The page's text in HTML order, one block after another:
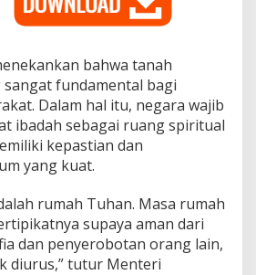
bahwa tanah
fundamental bagi
Dalam hal itu, negara wajib
ibadah sebagai ruang spiritual
kepastian dan
yang kuat.
rumah Tuhan. Masa rumah
supaya aman dari
dan penyerobotan orang lain,
diurus,” tutur Menteri